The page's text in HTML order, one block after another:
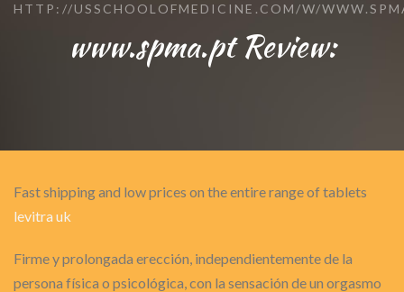
HTTP://USSCHOOLOFMEDICINE.COM/W/
www.spma.pt Review:
Fast shipping and low prices on the entire range of tablets
levitra uk
Firme y prolongada erección, independientemente de la
persona física o psicológica, con la sensación de un orgasmo